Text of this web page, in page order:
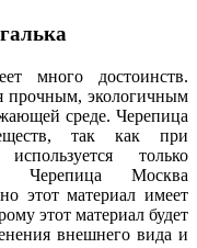
много достоинств.
прочным, экологичным
среде. Черепица
так как при
только
Черепица Москва
этот материал имеет
этот материал будет
внешнего вида и